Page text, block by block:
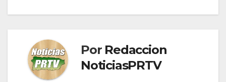
Por Redaccion
NoticiasPRTV